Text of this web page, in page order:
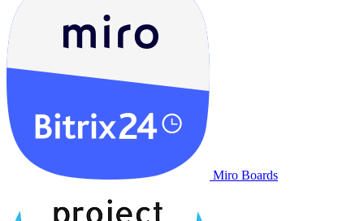
Miro Boards